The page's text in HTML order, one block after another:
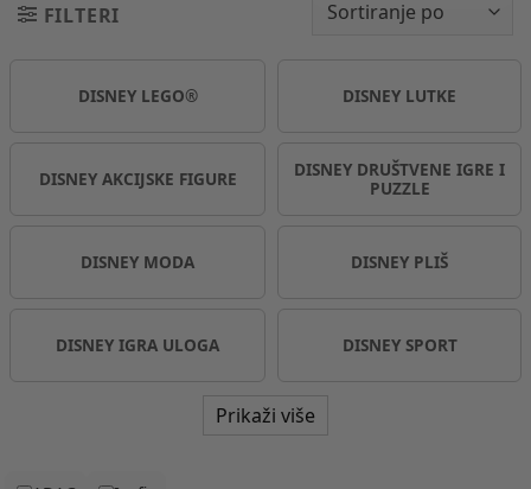
FILTERI
DISNEY LEGO® DISNEY LUTKE
DISNEY AKCIJSKE FIGURE
DISNEY DRUŠTVENE IGRE I
PUZZLE
DISNEY MODA DISNEY PLIŠ
DISNEY IGRA ULOGA DISNEY SPORT
Prikaži više